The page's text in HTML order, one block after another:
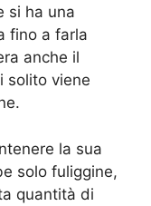
si ha una
fino a farla
anche il
solito viene
la sua
solo fuliggine,
quantità di